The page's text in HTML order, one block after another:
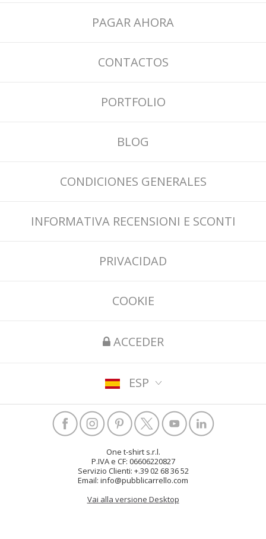
PAGAR AHORA
CONTACTOS
PORTFOLIO
BLOG
CONDICIONES GENERALES
INFORMATIVA RECENSIONI E SCONTI
PRIVACIDAD
COOKIE
ACCEDER
ESP
One t-shirt s.r.l.
P.IVA e CF: 06606220827
Servizio Clienti: +.39 02 68 36 52
Email: info@pubblicarrello.com
Vai alla versione Desktop